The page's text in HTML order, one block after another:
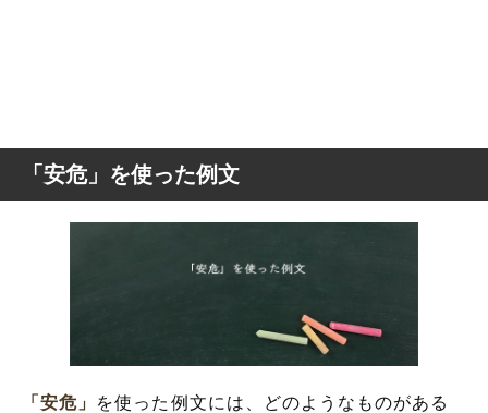
「安危」を使った例文
「安危」
を使った例文には、どのようなものがある